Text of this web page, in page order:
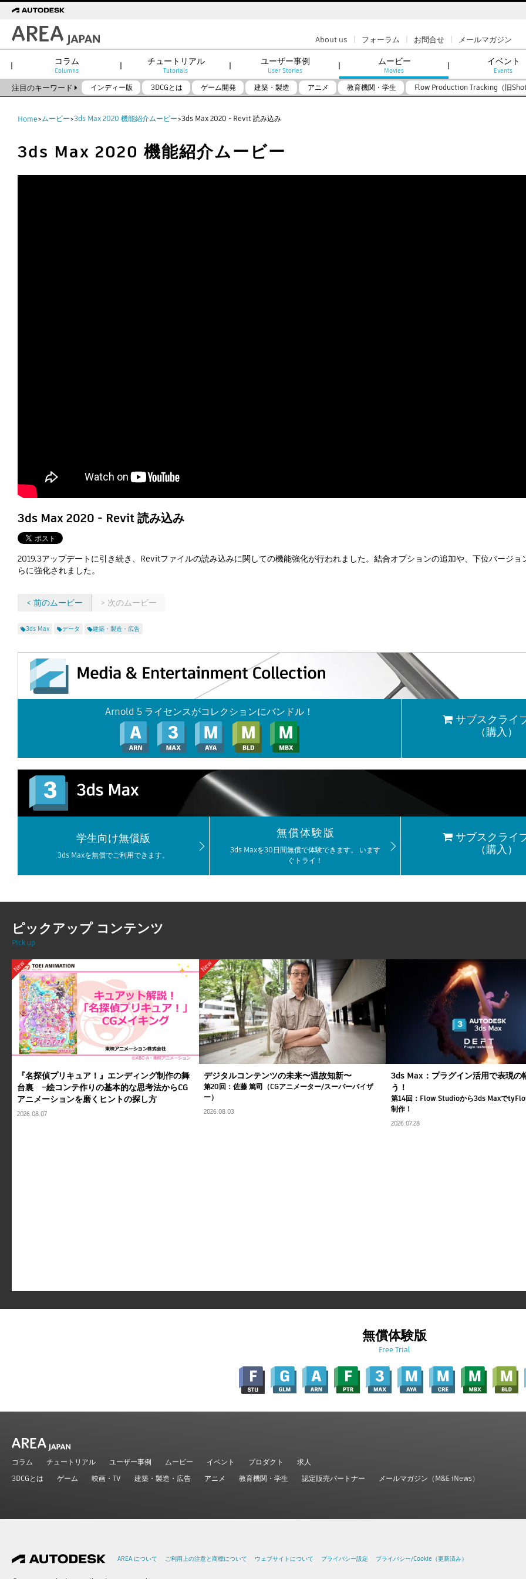
About us | フォーラム | お問合せ | メールマガジン
コラム
Columns
チュートリアル
Tutorials
ユーザー事例
User Stories
ムービー
Movies
イベント
Events
注目のキーワード インディー版 3DCGとは ゲーム開発 建築・製造 アニメ 教育機関・学生 Flow Production Tracking（旧
Home>ムービー>3ds Max 2020 機能紹介ムービー>3ds Max 2020 - Revit 読み込み
3ds Max 2020 機能紹介ムービー
3ds Max 2020 - Revit 読み込み
2019.3アップデートに引き続き、Revitファイルの読み込みに関しての機能強化が行われました。結合オプションの追加や、下位バージョ
らに強化されました。
< 前のムービー > 次のムービー
3ds Max データ 建築・製造・広告
Arnold 5 ライセンスがコレクションにバンドル！
サブスクライ
（購入）
学生向け無償版
3ds Maxを無償でご利用できます。
無償体験版
3ds Maxを30日間無償で体験できます。 います
ぐトライ！
サブスクライ
（購入）
ピックアップ コンテンツ
Pick up
New
『名探偵プリキュア！』エンディング制作の舞
台裏 ―絵コンテ作りの基本的な思考法からCG
アニメーションを磨くヒントの探し方
2026.08.07
New
デジタルコンテンツの未来〜温故知新〜
第20回：佐藤 篤司（CGアニメーター/スーパーバイザ
ー）
2026.08.03
3ds Max：プラグイン活用で表現の
う！
第14回：Flow Studioから3ds Maxで
制作！
2026.07.28
無償体験版
Free Trial
コラム チュートリアル ユーザー事例 ムービー イベント プロダクト
求人
3DCGとは
ゲーム 映画・TV 建築・製造・広告 アニメ 教育機関・学生 認定販売パートナー メールマガジン（M&E iNews）
AREA について ご利用上の注意と商標について ウェブサイトについて プライバシー設定 プライバシー/Cookie（更新済み）